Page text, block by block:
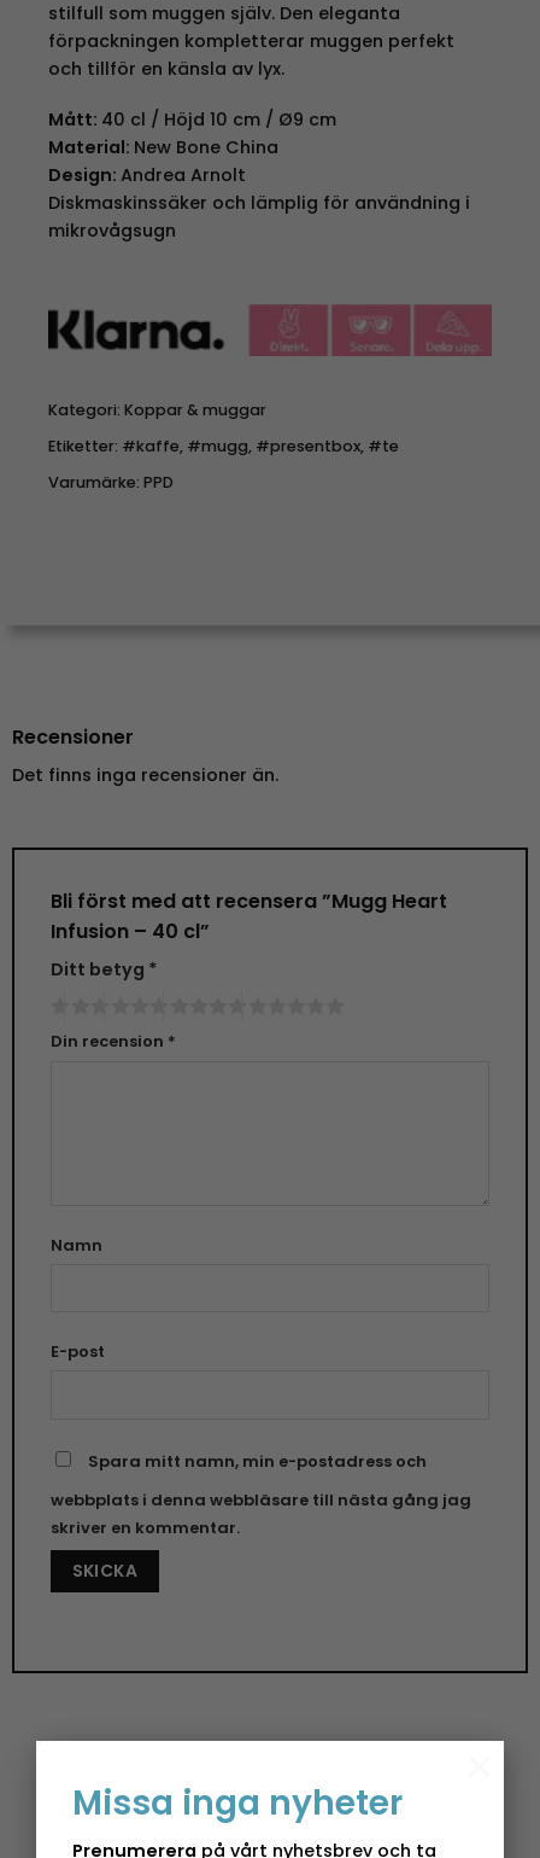
Missa inga nyheter
Prenumerera på vårt nyhetsbrev och ta
stilfull som muggen själv. Den eleganta
förpackningen kompletterar muggen perfekt
och tillför en känsla av lyx.
Mått: 40 cl / Höjd 10 cm / Ø9 cm
Material: New Bone China
Design: Andrea Arnolt
Diskmaskinssäker och lämplig för användning i
mikrovågsugn
Kategori: Koppar & muggar
Etiketter: #kaffe, #mugg, #presentbox, #te
Varumärke: PPD
Recensioner
Det finns inga recensioner än.
Bli först med att recensera ”Mugg Heart
Infusion – 40 cl”
Ditt betyg *
Din recension *
Namn
E-post
Spara mitt namn, min e-postadress och
webbplats i denna webbläsare till nästa gång jag
skriver en kommentar.
Mugg Heart Infusion – 40 cl
Uppgradera din dryckesupplevelse med en Mugg
från PPD, som erbjuder både funktion och hög